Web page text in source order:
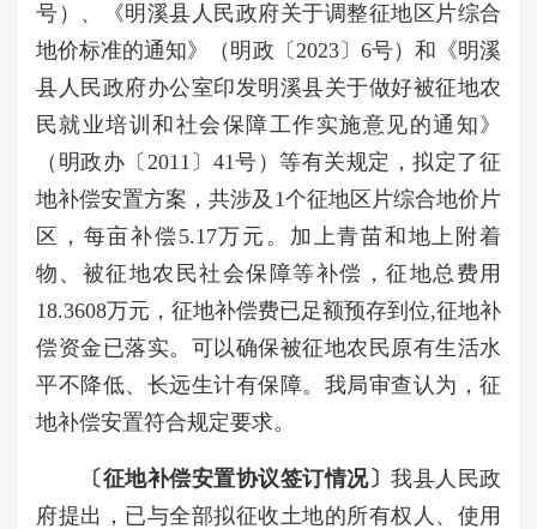
号）、《明溪县人民政府关于调整征地区片综合
地价标准的通知》（明政〔2023〕6号）和《明溪
县人民政府办公室印发明溪县关于做好被征地农
民就业培训和社会保障工作实施意见的通知》
（明政办〔2011〕41号）等有关规定，拟定了征
地补偿安置方案，共涉及1个征地区片综合地价片
区，每亩补偿5.17万元。加上青苗和地上附着
物、被征地农民社会保障等补偿，征地总费用
18.3608万元，征地补偿费已足额预存到位,征地补
偿资金已落实。可以确保被征地农民原有生活水
平不降低、长远生计有保障。我局审查认为，征
地补偿安置符合规定要求。
〔征地补偿安置协议签订情况〕 我县人民政
府提出，已与全部拟征收土地的所有权人、使用